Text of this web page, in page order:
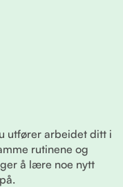
utfører arbeidet ditt i
rutinene og
å lære noe nytt